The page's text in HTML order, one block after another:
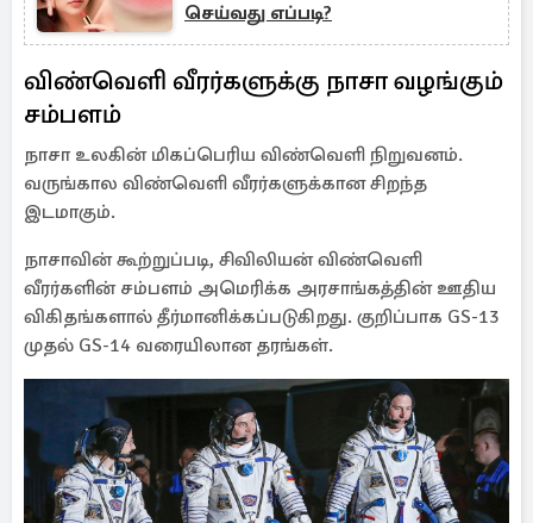
செய்வது எப்படி?
விண்வெளி வீரர்களுக்கு நாசா வழங்கும்
சம்பளம்
நாசா உலகின் மிகப்பெரிய விண்வெளி நிறுவனம்.
வருங்கால விண்வெளி வீரர்களுக்கான சிறந்த
இடமாகும்.
நாசாவின் கூற்றுப்படி, சிவிலியன் விண்வெளி
வீரர்களின் சம்பளம் அமெரிக்க அரசாங்கத்தின் ஊதிய
விகிதங்களால் தீர்மானிக்கப்படுகிறது. குறிப்பாக GS-13
முதல் GS-14 வரையிலான தரங்கள்.